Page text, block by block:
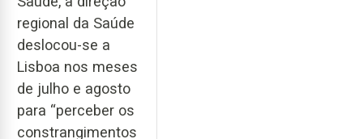
regional da Saúde
deslocou-se a
Lisboa nos meses
de julho e agosto
para “perceber os
constrangimentos